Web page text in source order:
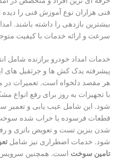
فنی هزاران نوع آموزش فنی را دیده
بیشترین بازدهی را داشته باشند.
سرعت و ارائه خدمات با کیفیت
خدمات امداد خودرو برازنده شامل
پیشرفته یدک کش ها و جرثقیل های
هر مقصد دلخواه است. تعمیرات در
با تجهیزات به روز برای رفع انواع
شود. این شامل عیب یابی و تعمیر
قطعات فرسوده یا خراب شده
شدن بنزین تست و تعویض باتری و
شود. خدمات اضطراری نیز شامل
تامین سوخت است. همچنین سرویس